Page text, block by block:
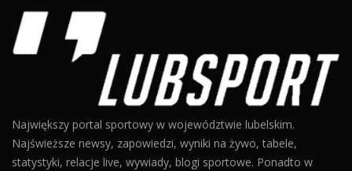
Największy portal sportowy w województwie lubelskim.
Najświeższe newsy, zapowiedzi, wyniki na żywo, tabele,
statystyki, relacje live, wywiady, blogi sportowe. Ponadto w